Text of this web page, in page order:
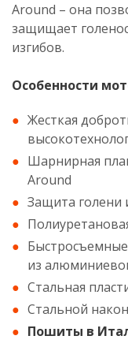
Around – она
защищает
изгибов.
Особенности
Жесткая
Шарнирная
Around
Защита голени
из
Стальная
Стальной
Пошиты в